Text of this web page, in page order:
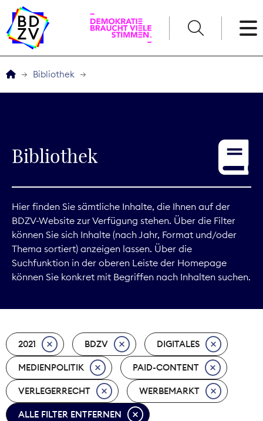
Service
Digitales
Kommunikation
Marktdaten
Nachhaltigkeit
Nachwuchs
Nova Award
Bibliothek
Bibliothek
Hier finden Sie sämtliche Inhalte, die Ihnen auf der
BDZV-Website zur Verfügung stehen. Über die Filter
können Sie sich Inhalte (nach Jahr, Format und/oder
Thema sortiert) anzeigen lassen. Über die
Suchfunktion in der oberen Leiste der Homepage
können Sie konkret mit Begriffen nach Inhalten suchen.
2021 BDZV DIGITALES
MEDIENPOLITIK PAID-CONTENT
VERLEGERRECHT WERBEMARKT
ALLE FILTER ENTFERNEN